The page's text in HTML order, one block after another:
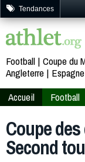
Tendances
Football Coupe du
Angleterre
Espagne
Accueil
Football
Coupe
Second